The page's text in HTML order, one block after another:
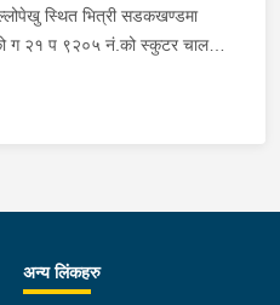
स्थित भित्री सडकखण्डमा
ग २१ प ९२०५ नं.को स्कुटर चालकले
अन्य लिंकहरु